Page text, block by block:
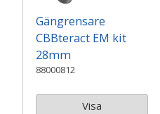
Gängrensare
CBBteract EM kit
28mm
88000812
Visa